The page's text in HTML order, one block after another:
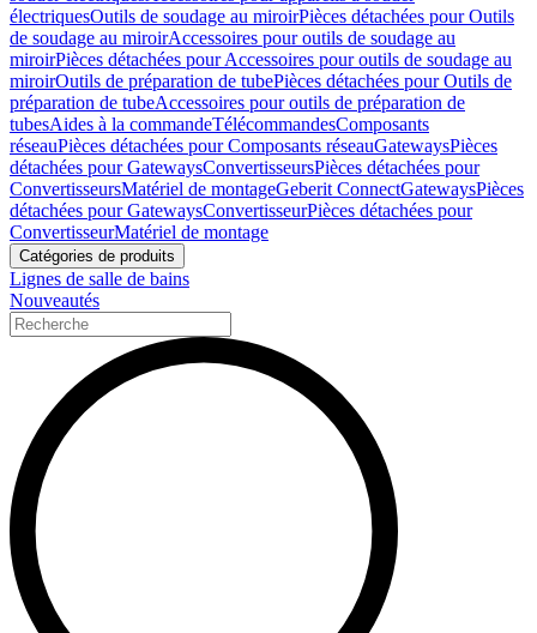
électriquesOutils de soudage au miroirPièces détachées pour Outils
de soudage au miroirAccessoires pour outils de soudage au
miroirPièces détachées pour Accessoires pour outils de soudage au
miroirOutils de préparation de tubePièces détachées pour Outils de
préparation de tubeAccessoires pour outils de préparation de
tubesAides à la commandeTélécommandesComposants
réseauPièces détachées pour Composants réseauGatewaysPièces
détachées pour GatewaysConvertisseursPièces détachées pour
ConvertisseursMatériel de montageGeberit ConnectGatewaysPièces
détachées pour GatewaysConvertisseurPièces détachées pour
ConvertisseurMatériel de montage
Catégories de produits
Lignes de salle de bains
Nouveautés